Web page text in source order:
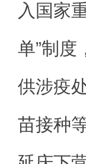
入国家
单”制度
供涉疫
苗接种